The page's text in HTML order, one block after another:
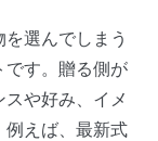
選んでしまう
です。贈る側が
や好み、イメ
例えば、最新式